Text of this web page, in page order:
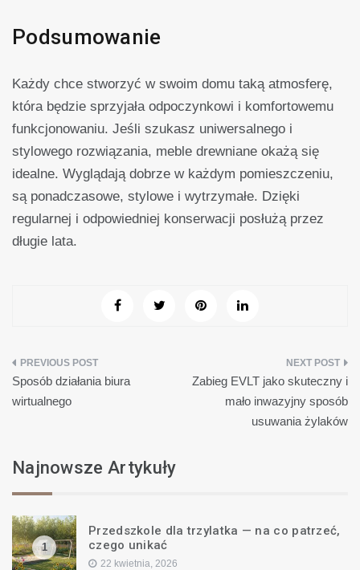
Podsumowanie
Każdy chce stworzyć w swoim domu taką atmosferę,
która będzie sprzyjała odpoczynkowi i komfortowemu
funkcjonowaniu. Jeśli szukasz uniwersalnego i
stylowego rozwiązania, meble drewniane okażą się
idealne. Wyglądają dobrze w każdym pomieszczeniu,
są ponadczasowe, stylowe i wytrzymałe. Dzięki
regularnej i odpowiedniej konserwacji posłużą przez
długie lata.
Nawigacja
wpisu
Sposób działania biura
wirtualnego
Zabieg EVLT jako skuteczny i
mało inwazyjny sposób
usuwania żylaków
Najnowsze Artykuły
1
Przedszkole dla trzylatka — na co patrzeć,
czego unikać
22 kwietnia, 2026